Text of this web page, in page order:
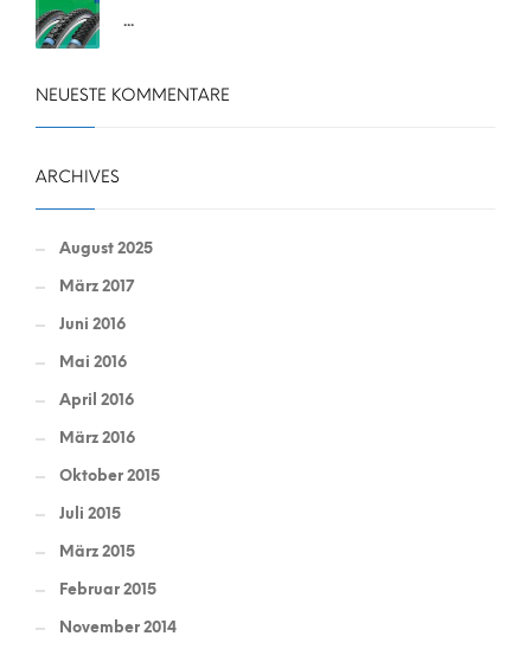
...
NEUESTE KOMMENTARE
ARCHIVES
August 2025
März 2017
Juni 2016
Mai 2016
April 2016
März 2016
Oktober 2015
Juli 2015
März 2015
Februar 2015
November 2014